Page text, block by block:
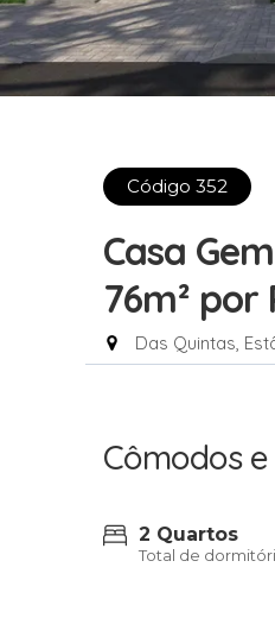
Código 352
Casa
76m² por
Das Quintas,
Cômodos
2 Quartos
Total de